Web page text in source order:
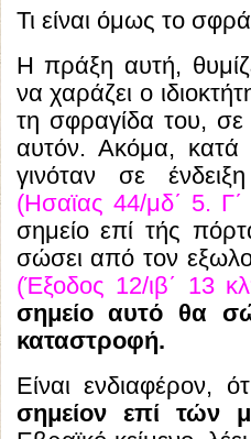
Τι είναι όμως το
Η πράξη αυτή,
να χαράζει ο
τη σφραγίδα του, σε
αυτόν. Ακόμα, κατά
γινόταν σε
(Ησαϊας 44/μδ΄ 5.
σημείο επί τής
σώσει από τον
(Έξοδος 12/ιβ΄ 13
σημείο αυτό θα
καταστροφή.
Είναι ενδιαφέρον,
σημείον επί τών